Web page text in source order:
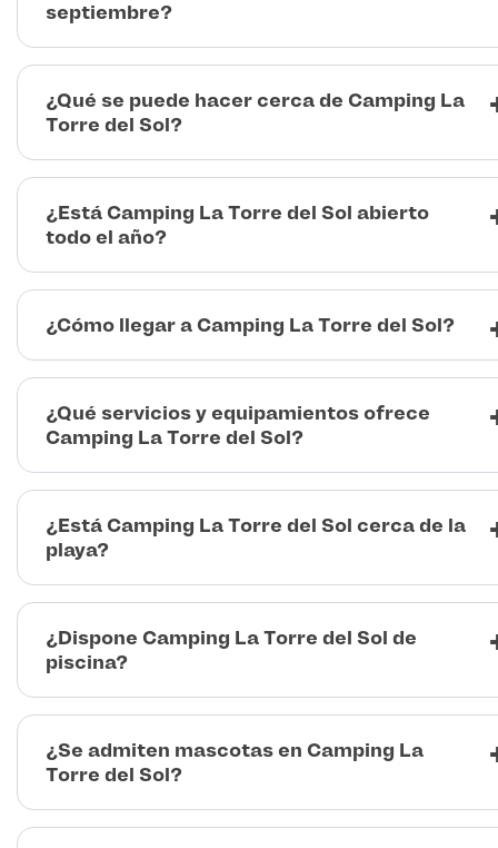
septiembre?
¿Qué se puede hacer cerca de Camping La
Torre del Sol?
¿Está Camping La Torre del Sol abierto
todo el año?
¿Cómo llegar a Camping La Torre del Sol?
¿Qué servicios y equipamientos ofrece
Camping La Torre del Sol?
¿Está Camping La Torre del Sol cerca de la
playa?
¿Dispone Camping La Torre del Sol de
piscina?
¿Se admiten mascotas en Camping La
Torre del Sol?